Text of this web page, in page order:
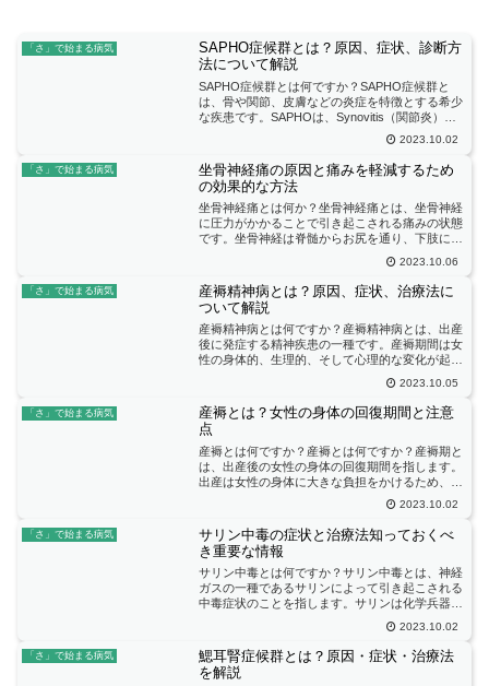
「さ」で始まる病気
SAPHO症候群とは？原因、症状、診断方
法について解説
SAPHO症候群とは何ですか？SAPHO症候群と
は、骨や関節、皮膚などの炎症を特徴とする希少
な疾患です。SAPHOは、Synovitis（関節炎）、
Acne（にきび）、Pustulosis（膿疱症）、
2023.10.02
「さ」で始まる病気
坐骨神経痛の原因と痛みを軽減するため
の効果的な方法
坐骨神経痛とは何か？坐骨神経痛とは、坐骨神経
に圧力がかかることで引き起こされる痛みの状態
です。坐骨神経は脊髄からお尻を通り、下肢に向
ると、腰や臀部から下肢にかけての痛みやしび
れ、筋力の低下などの症...
2023.10.06
「さ」で始まる病気
産褥精神病とは？原因、症状、治療法に
ついて解説
産褥精神病とは何ですか？産褥精神病とは、出産
後に発症する精神疾患の一種です。産褥期間は女
性の身体的、生理的、そして心理的な変化が起こ
発生することがあります。産褥精神病はその中で
も比較的まれな病気で...
2023.10.05
「さ」で始まる病気
産褥とは？女性の身体の回復期間と注意
点
産褥とは何ですか？産褥とは何ですか？産褥期と
は、出産後の女性の身体の回復期間を指します。
出産は女性の身体に大きな負担をかけるため、産
褥期は十分な休息とケアが必要です。通常、産褥
期は出産後6週間程度続きますが、個人の状態や
出産方法によって異な...
2023.10.02
「さ」で始まる病気
サリン中毒の症状と治療法知っておくべ
き重要な情報
サリン中毒とは何ですか？サリン中毒とは、神経
ガスの一種であるサリンによって引き起こされる
中毒症状のことを指します。サリンは化学兵器と
性によって知られています。サリン中毒の症状
は、被曝した量や個人の...
2023.10.02
「さ」で始まる病気
鰓耳腎症候群とは？原因・症状・治療法
を解説